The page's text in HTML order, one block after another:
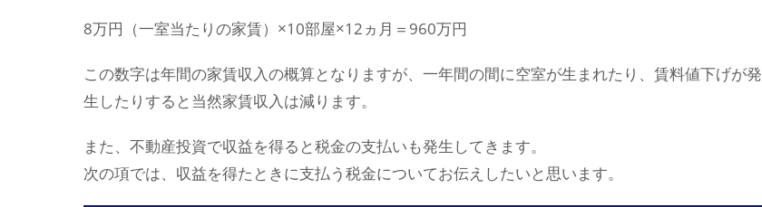
8万円（一室当たりの家賃）×10部屋×12ヵ月＝960万円
この数字は年間の家賃収入の概算となりますが、一年間の間に空室が生まれたり、賃料値下げが発
生したりすると当然家賃収入は減ります。
また、不動産投資で収益を得ると税金の支払いも発生してきます。
次の項では、収益を得たときに支払う税金についてお伝えしたいと思います。